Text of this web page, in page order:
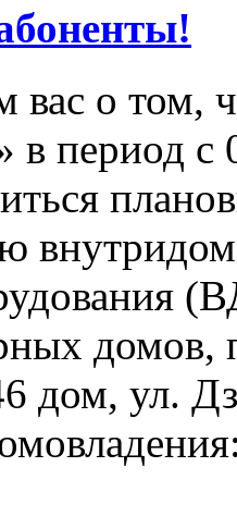
вас о том,
в период с
дом, ул.